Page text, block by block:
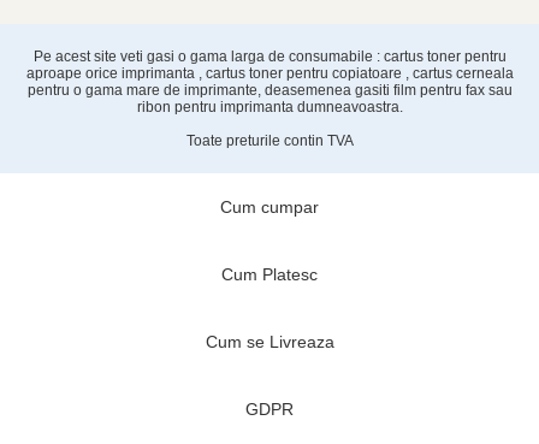
Pe acest site veti gasi o gama larga de consumabile : cartus toner pentru
aproape orice imprimanta , cartus toner pentru copiatoare , cartus cerneala
pentru o gama mare de imprimante, deasemenea gasiti film pentru fax sau
ribon pentru imprimanta dumneavoastra.
Toate preturile contin TVA
Cum cumpar
Cum Platesc
Cum se Livreaza
GDPR